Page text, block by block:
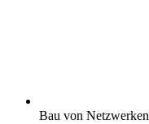
Bau von Netzwerken